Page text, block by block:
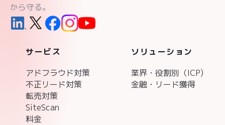
から守る。
サービス
アドフラウド対策
不正リード対策
転売対策
SiteScan
料金
ソリューション
業界・役割別（ICP)
金融・リード獲得